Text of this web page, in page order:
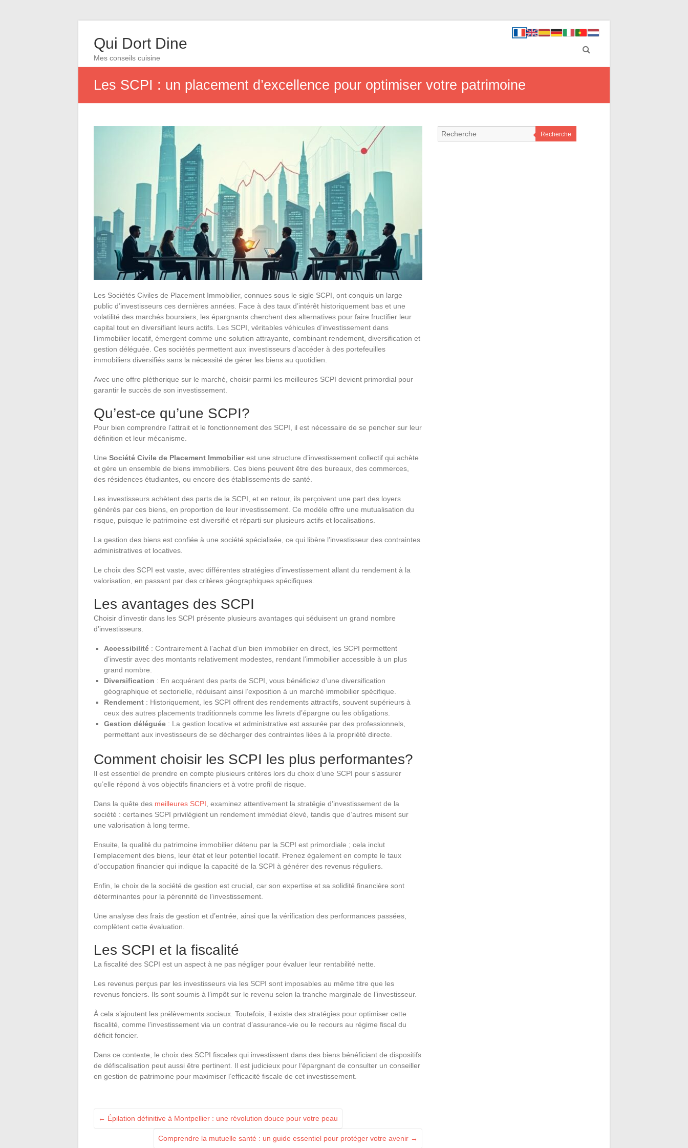
Qui Dort Dine
Mes conseils cuisine
Les SCPI : un placement d’excellence pour optimiser votre patrimoine
Les Sociétés Civiles de Placement Immobilier, connues sous le sigle SCPI, ont conquis un large
public d’investisseurs ces dernières années. Face à des taux d’intérêt historiquement bas et une
volatilité des marchés boursiers, les épargnants cherchent des alternatives pour faire fructifier leur
capital tout en diversifiant leurs actifs. Les SCPI, véritables véhicules d’investissement dans
l’immobilier locatif, émergent comme une solution attrayante, combinant rendement, diversification et
gestion déléguée. Ces sociétés permettent aux investisseurs d’accéder à des portefeuilles
immobiliers diversifiés sans la nécessité de gérer les biens au quotidien.
Avec une offre pléthorique sur le marché, choisir parmi les meilleures SCPI devient primordial pour
garantir le succès de son investissement.
Qu’est-ce qu’une SCPI?
Pour bien comprendre l’attrait et le fonctionnement des SCPI, il est nécessaire de se pencher sur leur
définition et leur mécanisme.
Une Société Civile de Placement Immobilierest une structure d’investissement collectif qui achète
et gère un ensemble de biens immobiliers. Ces biens peuvent être des bureaux, des commerces,
des résidences étudiantes, ou encore des établissements de santé.
Les investisseurs achètent des parts de la SCPI, et en retour, ils perçoivent une part des loyers
générés par ces biens, en proportion de leur investissement. Ce modèle offre une mutualisation du
risque, puisque le patrimoine est diversifié et réparti sur plusieurs actifs et localisations.
La gestion des biens est confiée à une société spécialisée, ce qui libère l’investisseur des contraintes
administratives et locatives.
Le choix des SCPI est vaste, avec différentes stratégies d’investissement allant du rendement à la
valorisation, en passant par des critères géographiques spécifiques.
Les avantages des SCPI
Choisir d’investir dans les SCPI présente plusieurs avantages qui séduisent un grand nombre
d’investisseurs.
Accessibilité : Contrairement à l’achat d’un bien immobilier en direct, les SCPI permettent
d’investir avec des montants relativement modestes, rendant l’immobilier accessible à un plus
grand nombre.
Diversification : En acquérant des parts de SCPI, vous bénéficiez d’une diversification
géographique et sectorielle, réduisant ainsi l’exposition à un marché immobilier spécifique.
Rendement : Historiquement, les SCPI offrent des rendements attractifs, souvent supérieurs à
ceux des autres placements traditionnels comme les livrets d’épargne ou les obligations.
Gestion déléguée : La gestion locative et administrative est assurée par des professionnels,
permettant aux investisseurs de se décharger des contraintes liées à la propriété directe.
Comment choisir les SCPI les plus performantes?
Il est essentiel de prendre en compte plusieurs critères lors du choix d’une SCPI pour s’assurer
qu’elle répond à vos objectifs financiers et à votre profil de risque.
Dans la quête des meilleures SCPI , examinez attentivement la stratégie d’investissement de la
société : certaines SCPI privilégient un rendement immédiat élevé, tandis que d’autres misent sur
une valorisation à long terme.
Ensuite, la qualité du patrimoine immobilier détenu par la SCPI est primordiale ; cela inclut
l’emplacement des biens, leur état et leur potentiel locatif. Prenez également en compte le taux
d’occupation financier qui indique la capacité de la SCPI à générer des revenus réguliers.
Enfin, le choix de la société de gestion est crucial, car son expertise et sa solidité financière sont
déterminantes pour la pérennité de l’investissement.
Une analyse des frais de gestion et d’entrée, ainsi que la vérification des performances passées,
complètent cette évaluation.
Les SCPI et la fiscalité
La fiscalité des SCPI est un aspect à ne pas négliger pour évaluer leur rentabilité nette.
Les revenus perçus par les investisseurs via les SCPI sont imposables au même titre que les
revenus fonciers. Ils sont soumis à l’impôt sur le revenu selon la tranche marginale de l’investisseur.
À cela s’ajoutent les prélèvements sociaux. Toutefois, il existe des stratégies pour optimiser cette
fiscalité, comme l’investissement via un contrat d’assurance-vie ou le recours au régime fiscal du
déficit foncier.
Dans ce contexte, le choix des SCPI fiscales qui investissent dans des biens bénéficiant de dispositifs
de défiscalisation peut aussi être pertinent. Il est judicieux pour l’épargnant de consulter un conseiller
en gestion de patrimoine pour maximiser l’efficacité fiscale de cet investissement.
← Épilation définitive à Montpellier : une révolution douce pour votre peau
Comprendre la mutuelle santé : un guide essentiel pour protéger votre avenir →
Recherche